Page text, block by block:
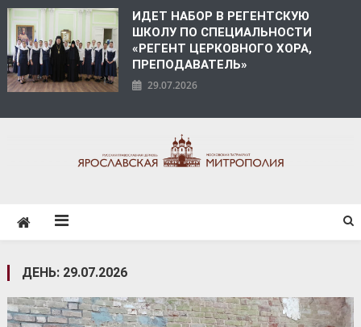
ИДЕТ НАБОР В РЕГЕНТСКУЮ
ШКОЛУ ПО СПЕЦИАЛЬНОСТИ
«РЕГЕНТ ЦЕРКОВНОГО ХОРА,
ПРЕПОДАВАТЕЛЬ»
29.07.2026
ДЕНЬ: 29.07.2026